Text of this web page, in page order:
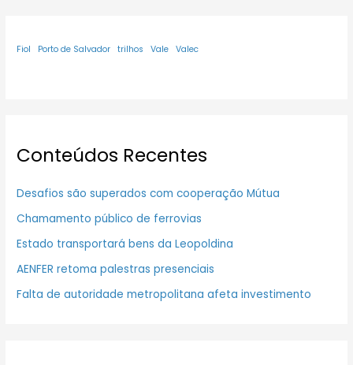
Fiol Porto de Salvador trilhos Vale Valec
Conteúdos Recentes
Desafios são superados com cooperação Mútua
Chamamento público de ferrovias
Estado transportará bens da Leopoldina
AENFER retoma palestras presenciais
Falta de autoridade metropolitana afeta investimento